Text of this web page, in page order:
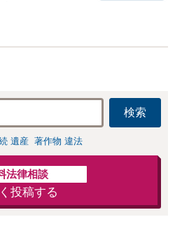
検索
遺産 著作物 違法
法律相談
投稿する